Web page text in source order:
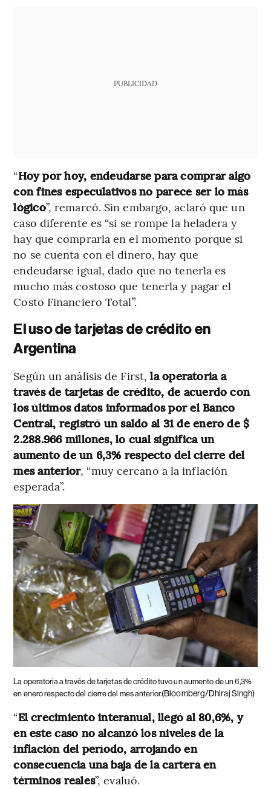
PUBLICIDAD
“Hoy por hoy, endeudarse para comprar algo
con fines especulativos no parece ser lo más
lógico”, remarcó. Sin embargo, aclaró que un
caso diferente es “si se rompe la heladera y
hay que comprarla en el momento porque si
no se cuenta con el dinero, hay que
endeudarse igual, dado que no tenerla es
mucho más costoso que tenerla y pagar el
Costo Financiero Total”.
El uso de tarjetas de crédito en
Argentina
Según un análisis de First, la operatoria a
través de tarjetas de crédito, de acuerdo con
los últimos datos informados por el Banco
Central, registró un saldo al 31 de enero de $
2.288.966 millones, lo cual significa un
aumento de un 6,3% respecto del cierre del
mes anterior, “muy cercano a la inflación
esperada”.
La operatoria a través de tarjetas de crédito tuvo un aumento de un 6,3%
en enero respecto del cierre del mes anterior.(Bloomberg/Dhiraj Singh)
“El crecimiento interanual, llegó al 80,6%, y
en este caso no alcanzó los niveles de la
inflación del período, arrojando en
consecuencia una baja de la cartera en
términos reales”, evaluó.